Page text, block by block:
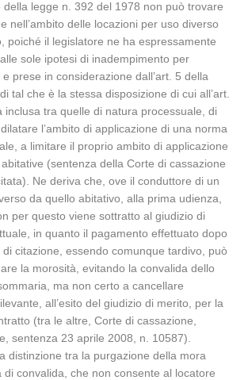
della legge n. 392 del 1978 non può trovare
nell’ambito delle locazioni per uso diverso
poiché il legislatore ne ha espressamente
sole ipotesi di inadempimento per
prese in considerazione dall’art. 5 della
tal che è la stessa disposizione di cui all’art.
inclusa tra quelle di natura processuale, di
l’ambito di applicazione di una norma
a limitare il proprio ambito di applicazione
(sentenza della Corte di cassazione
Ne deriva che, ove il conduttore di un
da quello abitativo, alla prima udienza,
per questo viene sottratto al giudizio di
in quanto il pagamento effettuato dopo
di citazione, essendo comunque tardivo, può
la morosità, evitando la convalida dello
ma non certo a cancellare
all’esito del giudizio di merito, per la
(tra le altre, Corte di cassazione,
sentenza 23 aprile 2008, n. 10587).
distinzione tra la purgazione della mora
di convalida, che non consente al locatore